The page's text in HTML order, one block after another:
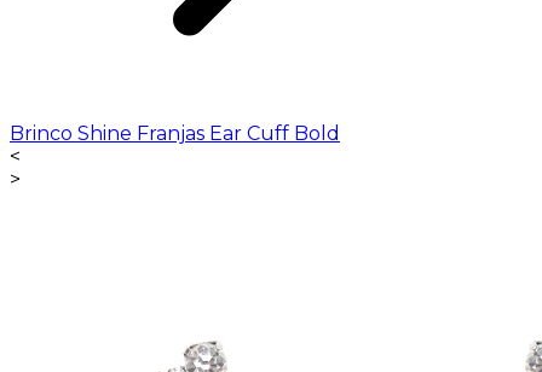
Brinco Shine Franjas Ear Cuff Bold
<
>